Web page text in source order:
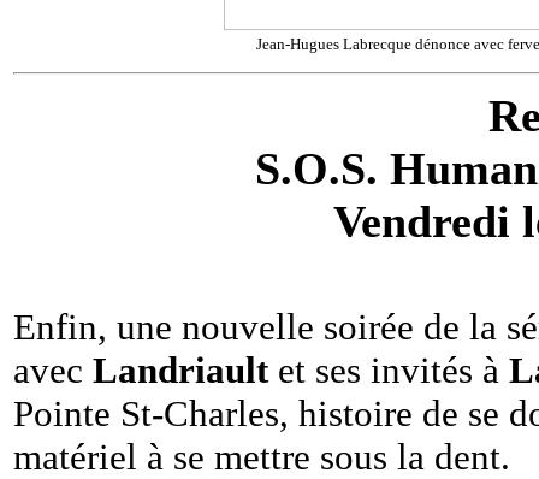
Jean-Hugues Labrecque dénonce avec
S.O.S.
Vendredi
Enfin, une nouvelle soirée de la
avec Landriaultet ses invités à
Pointe St-Charles, histoire de se
matériel à se mettre sous la dent.